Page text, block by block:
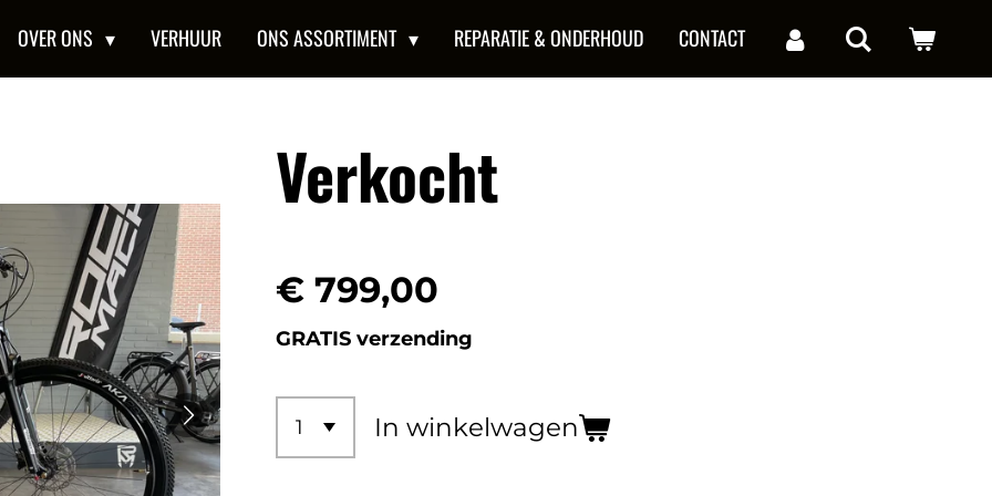
OVER ONS VERHUUR ONS ASSORTIMENT REPARATIE & ONDERHOUD CONTACT
Verkocht
€ 799,00
GRATIS verzending
In winkelwagen